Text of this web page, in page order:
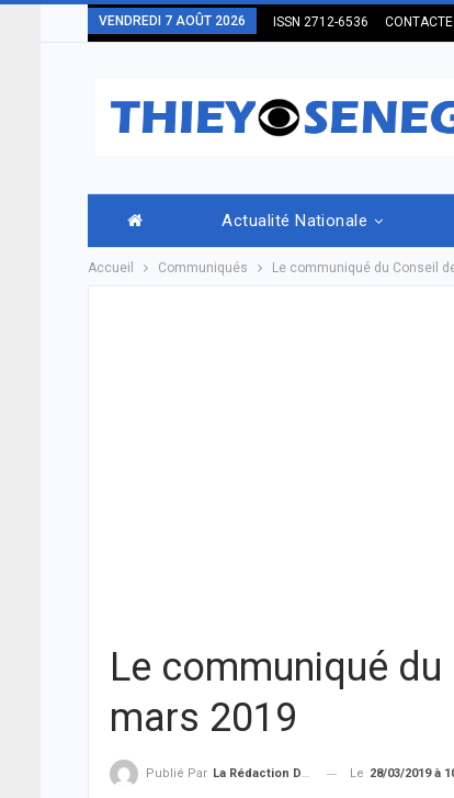
VENDREDI 7 AOÛT 2026 ISSN 2712-6536
Actualité Nationale
Accueil Communiqués Le communiqué du Conseil
Le communiqué
mars 2019
Publié Par La Rédaction De THIEYSENEGAL.com Le 28/03/2019 à